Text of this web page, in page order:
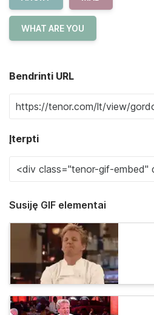
WHAT ARE YOU
Bendrinti URL
Įterpti
Susiję GIF elementai